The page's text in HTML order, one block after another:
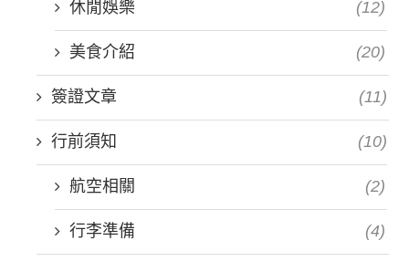
休閒娛樂 (12)
美食介紹 (20)
簽證文章 (11)
行前須知 (10)
航空相關 (2)
行李準備 (4)